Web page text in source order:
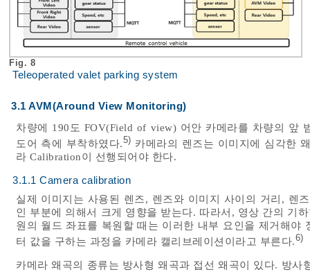
Fig. 8
Teleoperated valet parking system
3.1 AVM(Around View Monitoring)
차량에 190도 FOV(Field of view) 어안 카메라를 차량의 앞
도어 측에 부착하였다.5) 카메라의 렌즈는 이미지에 심각한
라 Calibration이 선행되어야 한다.
3.1.1 Camera calibration
실제 이미지는 사용된 렌즈, 렌즈와 이미지 사이의 거리, 렌
인 부분에 의해서 크게 영향을 받는다. 따라서, 영상 간의 기
원의 월드 좌표를 복원할 때는 이러한 내부 요인을 제거해야
터 값을 구하는 과정을 카메라 캘리브레이션이라고 부른다.6)
카메라 왜곡의 종류는 방사형 왜곡과 접선 왜곡이 있다. 방